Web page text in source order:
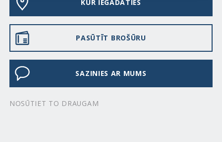
KUR IEGĀDĀTIES
PASŪTĪT BROŠŪRU
SAZINIES AR MUMS
NOSŪTIET TO DRAUGAM